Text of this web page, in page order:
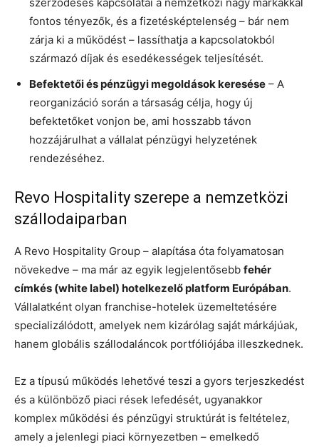
fontos tényezők, és a fizetésképtelenség – bár nem
zárja ki a működést – lassíthatja a kapcsolatokból
származó díjak és esedékességek teljesítését.
Befektetői és pénzügyi megoldások keresése – A
reorganizáció során a társaság célja, hogy új
befektetőket vonjon be, ami hosszabb távon
hozzájárulhat a vállalat pénzügyi helyzetének
rendezéséhez.
Revo Hospitality szerepe a nemzetközi
szállodaiparban
A Revo Hospitality Group – alapítása óta folyamatosan
növekedve – ma már az egyik legjelentősebb fehér
címkés (white label) hotelkezelő platform Európában.
Vállalatként olyan franchise-hotelek üzemeltetésére
specializálódott, amelyek nem kizárólag saját márkájúak,
hanem globális szállodaláncok portfóliójába illeszkednek.
Ez a típusú működés lehetővé teszi a gyors terjeszkedést
és a különböző piaci rések lefedését, ugyanakkor
komplex működési és pénzügyi struktúrát is feltételez,
amely a jelenlegi piaci környezetben – emelkedő